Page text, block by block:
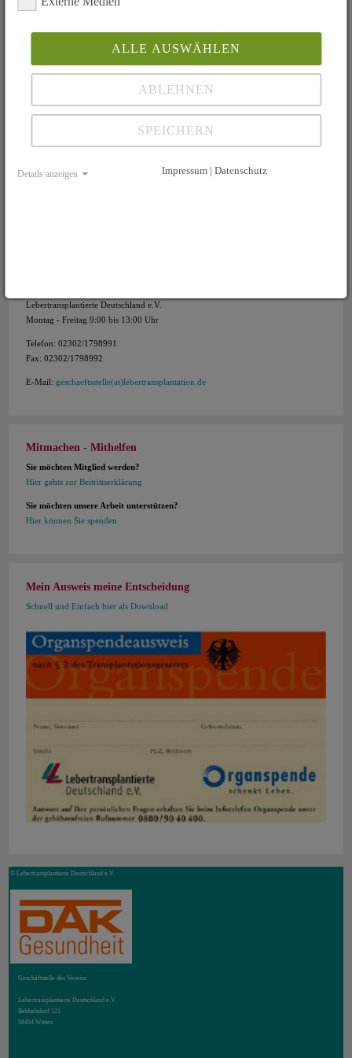
11.04.2025
Newsletter 02/2025 Netzwerk Spenderfamilien
Newsletter 01/2025 Netzwerk Spenderfamilien
Newsletter 06/2024 Netzwerk Spenderfamilien
Lebertransplantierte Deutschland e.V.
Montag - Freitag 9:00 bis 13:00 Uhr
Telefon: 02302/1798991
Fax: 02302/1798992
E-Mail: geschaeftsstelle(at)lebertransplantation.de
Mitmachen - Mithelfen
Sie möchten Mitglied werden?
Hier gehts zur Beitrittserklärung
Sie möchten unsere Arbeit unterstützen?
Hier können Sie spenden
Mein Ausweis meine Entscheidung
Schnell und Einfach hier als Download
© Lebertransplantierte Deutschland e.V.
Geschäftstelle des Vereins
Lebertransplantierte Deutschland e.V.
Bebbelsdorf 121
58454 Witten
ALLE AUSWÄHLEN
ABLEHNEN
SPEICHERN
Details anzeigen Impressum | Datenschutz